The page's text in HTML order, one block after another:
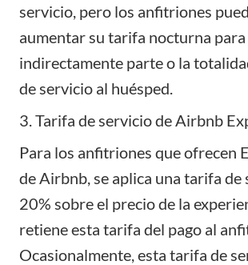
servicio, pero los anfitriones
aumentar su tarifa nocturna
indirectamente parte o la
de servicio al huésped.
3. Tarifa de servicio de Airbnb
Para los anfitriones que ofrecen
de Airbnb, se aplica una tarifa de
20% sobre el precio de la
retiene esta tarifa del pago al
Ocasionalmente, esta tarifa de